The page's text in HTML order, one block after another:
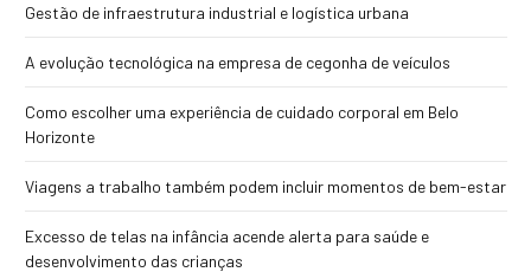
Gestão de infraestrutura industrial e logística urbana
A evolução tecnológica na empresa de cegonha de veículos
Como escolher uma experiência de cuidado corporal em Belo
Horizonte
Viagens a trabalho também podem incluir momentos de bem-estar
Excesso de telas na infância acende alerta para saúde e
desenvolvimento das crianças